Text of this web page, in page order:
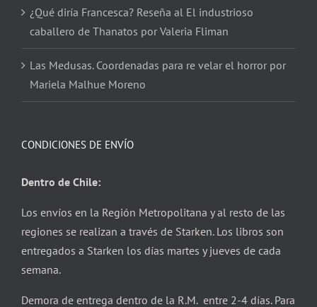
¿Qué diría Francesca? Reseña al El industrioso
caballero de Thanatos por Valeria Fliman
Las Medusas. Coordenadas para re velar el horror por
Mariela Malhue Moreno
CONDICIONES DE ENVÍO
Dentro de Chile:
Los envíos en la Región Metropolitana y al resto de las
regiones se realizan a través de Starken. Los libros son
entregados a Starken los días martes y jueves de cada
semana.
Demora de entrega dentro de la R.M. entre 2-4 días. Para